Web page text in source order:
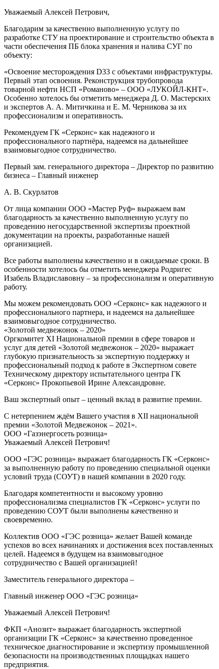
Уважаемый Алексей Петрович,
Благодарим за качественно выполненную услугу по
разработке СТУ на проектирование и строительство объекта в
части обеспечения ПБ блока хранения и налива СУГ по
объекту:
«Освоение месторождения D33 с объектами инфраструктуры.
Первый этап освоения. Реконструкция трубопровода
товарной нефти НСП «Романово» – ООО «ЛУКОЙЛ-КНТ».
Особенно хотелось бы отметить менеджера Д. О. Мастерских
и экспертов А. А. Митичкина и Е. М. Черникова за их
профессионализм и оперативность.
Рекомендуем ГК «Серконс» как надежного и
профессионального партнёра, надеемся на дальнейшее
взаимовыгодное сотрудничество.
Первый зам. генерального директора – Директор по развитию
бизнеса – Главный инженер
А. В. Скурлатов
От лица компании ООО «Мастер Руф» выражаем вам
благодарность за качественно выполненную услугу по
проведению негосударственной экспертизы проектной
документации на проекты, разработанные нашей
организацией.
Все работы выполнены качественно и в ожидаемые сроки. В
особенности хотелось бы отметить менеджера Родригес
Изабель Владиславовну – за профессионализм и оперативную
работу.
Мы можем рекомендовать ООО «Серконс» как надежного и
профессионального партнера, и надеемся на дальнейшее
взаимовыгодное сотрудничество.
«Золотой медвежонок – 2020»
Оргкомитет XI Национальной премии в сфере товаров и
услуг для детей «Золотой медвежонок – 2020» выражает
глубокую признательность за экспертную поддержку и
профессиональный подход к работе в Экспертном совете
Техническому директору испытательного центра ГК
«Серконс» Прокопьевой Ирине Александровне.
Ваш экспертный опыт – ценный вклад в развитие премии.
С нетерпением ждём Вашего участия в XII национальной
премии «Золотой Медвежонок – 2021».
ООО «Газэнергосеть розница»
Уважаемый Алексей Петрович!
ООО «ГЭС розница» выражает благодарность ГК «Серконс»
за выполненную работу по проведению специальной оценки
условий труда (СОУТ) в нашей компании в 2020 году.
Благодаря компетентности и высокому уровню
профессионализма специалистов ГК «Серконс» услуги по
проведению СОУТ были выполнены качественно и
своевременно.
Коллектив ООО «ГЭС розница» желает Вашей команде
успехов во всех начинаниях и достижения всех поставленных
целей. Надеемся в будущем на взаимовыгодное
сотрудничество с Вашей организацией!
Заместитель генерального директора –
Главный инженер ООО «ГЭС розница»
Уважаемый Алексей Петрович!
ФКП «Анозит» выражает благодарность экспертной
организации ГК «Серконс» за качественно проведенное
техническое диагностирование и экспертизу промышленной
безопасности на производственных площадках нашего
предприятия.